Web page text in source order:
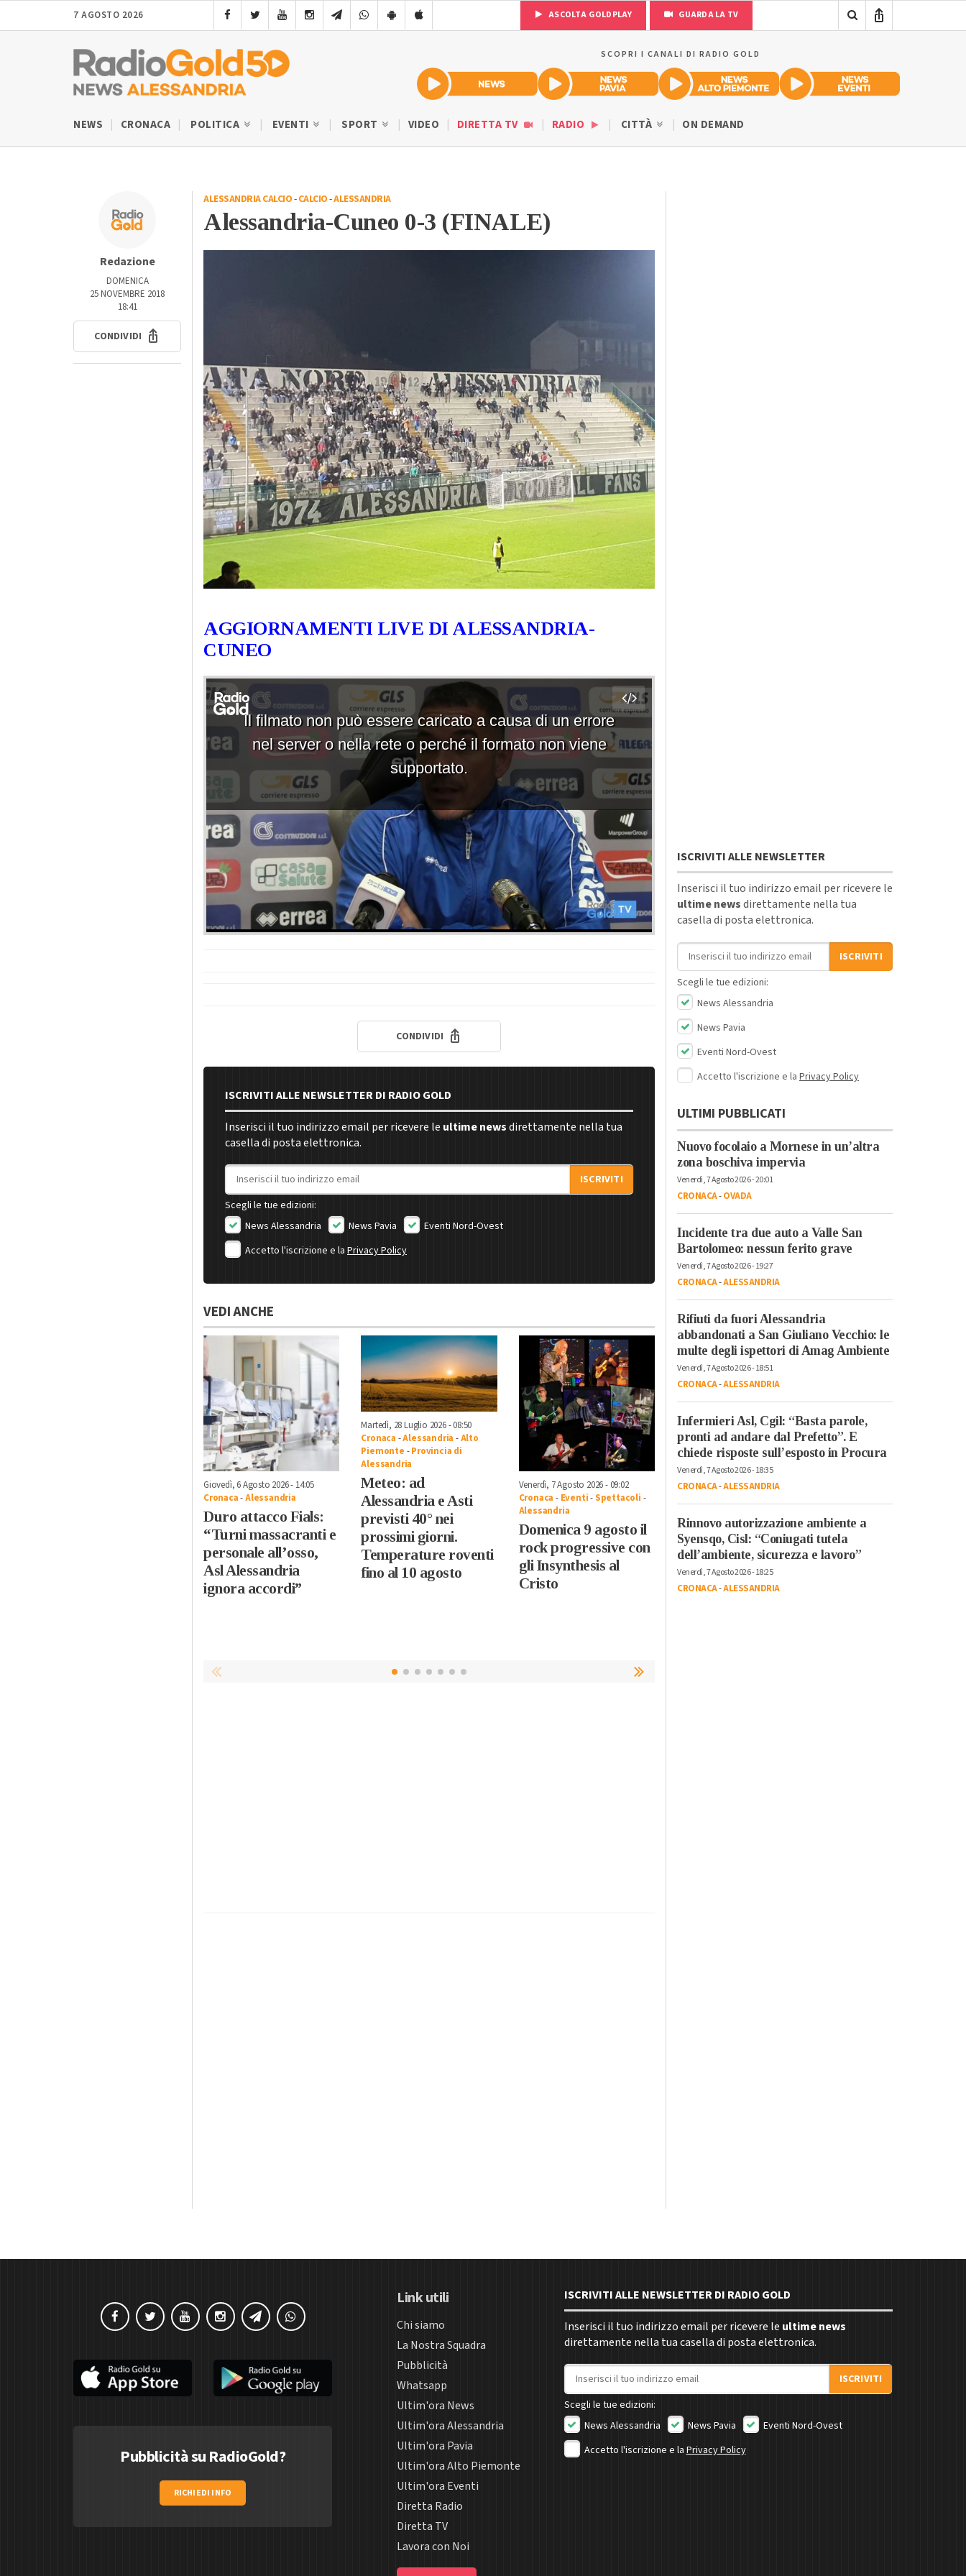
7 AGOSTO 2026 ASCOLTA GOLDPLAY GUARDA LA TV
SCOPRI I CANALI DI RADIO GOLD
NEWS CRONACA POLITICA EVENTI SPORT VIDEO DIRETTA TV RADIO CITTÀ ON DEMAND
Redazione
DOMENICA
25 NOVEMBRE 2018
18:41
CONDIVIDI
ALESSANDRIA CALCIO-CALCIO-ALESSANDRIA
Alessandria-Cuneo 0-3 (FINALE)
AGGIORNAMENTI LIVE DI ALESSANDRIA-
CUNEO
CONDIVIDI
ISCRIVITI ALLE NEWSLETTER DI RADIO GOLD
Inserisci il tuo indirizzo email per ricevere le ultime newsdirettamente nella tua
casella di posta elettronica.
Indirizzo email
ISCRIVITI
Scegli le tue edizioni:
News Alessandria
News Pavia
Eventi Nord-Ovest
Accetto l'iscrizione e la Privacy Policy
VEDI ANCHE
Giovedì, 6 Agosto 2026 - 14:05
Cronaca-Alessandria
Duro attacco Fials:
“Turni massacranti e
personale all’osso,
Asl Alessandria
ignora accordi”
Martedì, 28 Luglio 2026 - 08:50
Cronaca -Alessandria -Alto
Piemonte -Provincia di
Alessandria
Meteo: ad
Alessandria e Asti
previsti 40° nei
prossimi giorni.
Temperature roventi
fino al 10 agosto
Venerdì, 7 Agosto 2026 - 09:02
Cronaca - Eventi-Spettacoli -
Alessandria
Domenica 9 agosto il
rock progressive con
gli Insynthesis al
Cristo
Venerdì, 7 Agosto 2026 - 14:56
Terminati, dopo i
tempi di
assestamento, i lavori
di asfaltatura per i
cantieri del
Il caldo non molla:
almeno fino a
ISCRIVITI ALLE NEWSLETTER
Inserisci il tuo indirizzo email per ricevere le
ultime newsdirettamente nella tua
casella di posta elettronica.
Indirizzo email
ISCRIVITI
Scegli le tue edizioni:
News Alessandria
News Pavia
Eventi Nord-Ovest
Accetto l'iscrizione e la Privacy Policy
ULTIMI PUBBLICATI
Nuovo focolaio a Mornese in un’altra
zona boschiva impervia
Venerdì, 7 Agosto 2026 - 20:01
CRONACA-OVADA
Incidente tra due auto a Valle San
Bartolomeo: nessun ferito grave
Venerdì, 7 Agosto 2026 - 19:27
CRONACA-ALESSANDRIA
Rifiuti da fuori Alessandria
abbandonati a San Giuliano Vecchio: le
multe degli ispettori di Amag Ambiente
Venerdì, 7 Agosto 2026 - 18:51
CRONACA-ALESSANDRIA
Infermieri Asl, Cgil: “Basta parole,
pronti ad andare dal Prefetto”. E
chiede risposte sull’esposto in Procura
Venerdì, 7 Agosto 2026 - 18:35
CRONACA-ALESSANDRIA
Rinnovo autorizzazione ambiente a
Syensqo, Cisl: “Coniugati tutela
dell’ambiente, sicurezza e lavoro”
Venerdì, 7 Agosto 2026 - 18:25
CRONACA-ALESSANDRIA
Pubblicità su RadioGold?
RICHIEDI INFO
Link utili
Chi siamo
La Nostra Squadra
Pubblicità
Whatsapp
Ultim'ora News
Ultim'ora Alessandria
Ultim'ora Pavia
Ultim'ora Alto Piemonte
Ultim'ora Eventi
Diretta Radio
Diretta TV
Lavora con Noi
ISCRIVITI ALLE NEWSLETTER DI RADIO GOLD
Inserisci il tuo indirizzo email per ricevere le ultime news
direttamente nella tua casella di posta elettronica.
Indirizzo email
ISCRIVITI
Scegli le tue edizioni:
News Alessandria
News Pavia
Eventi Nord-Ovest
Accetto l'iscrizione e laPrivacy Policy